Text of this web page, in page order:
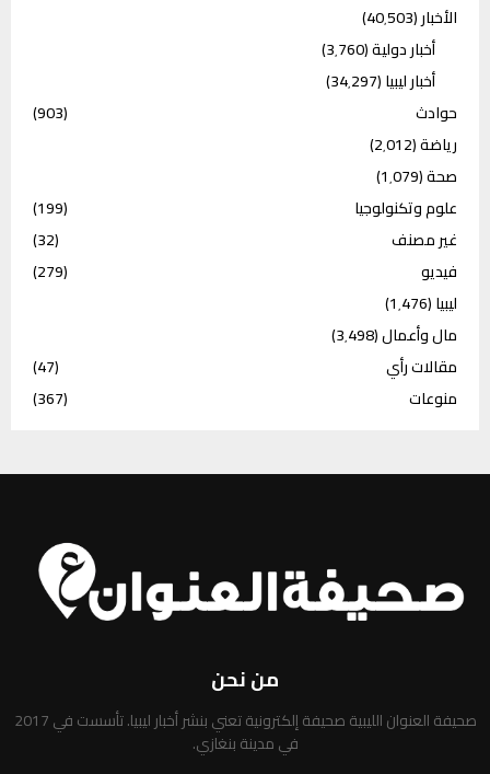
الأخبار(40٬503)
أخبار دولية(3٬760)
أخبار ليبيا(34٬297)
حوادث
(903)
رياضة(2٬012)
صحة(1٬079)
علوم وتكنولوجيا
(199)
غير مصنف
(32)
فيديو
(279)
ليبيا(1٬476)
مال وأعمال(3٬498)
مقالات رأي
(47)
منوعات
(367)
من نحن
صحيفة العنوان الليبية صحيفة إلكترونية تعني بنشر أخبار ليبيا. تأسست في 2017
في مدينة بنغازي.